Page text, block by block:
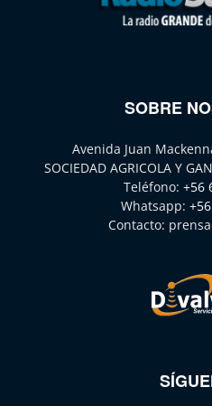
SOBRE
Avenida Juan
SOCIEDAD AGRICOLA Y
Teléfono: +56
Whatsapp:
Contacto: